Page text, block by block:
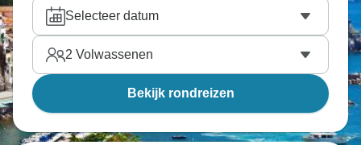
Selecteer datum
2 Volwassenen
Bekijk rondreizen